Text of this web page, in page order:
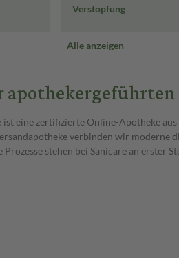
eine zertifizierte Online-Apotheke
verbinden wir
stehen bei Sanicare an erster
Verstopfung
Alle anzeigen